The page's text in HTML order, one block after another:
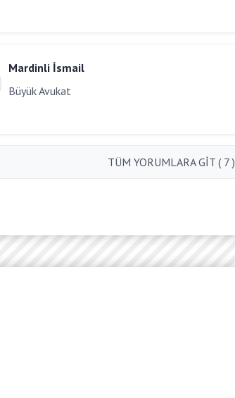
Mardinli İsmail
Büyük Avukat
TÜM YORUMLARA GİT ( 7 )